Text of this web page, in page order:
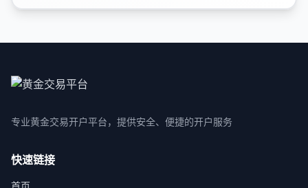
专业黄金交易开户平台，提供安全、便捷的开户服务
快速链接